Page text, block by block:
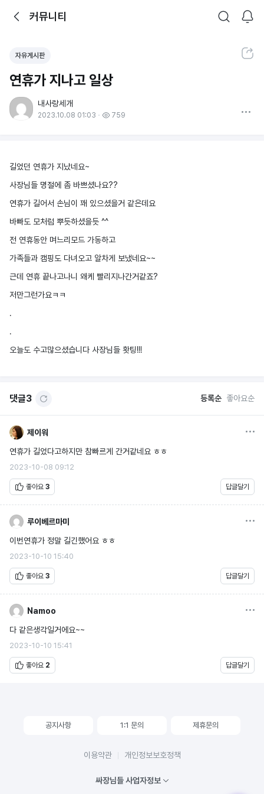
뒤로가기커뮤니티
커뮤니티
검색
알림
공유하기
자유게시판
연휴가 지나고 일상
내사랑세개
2023.10.08 01:03 759
길었던 연휴가 지났네요~
사장님들 명절에 좀 바쁘셨나요??
연휴가 길어서 손님이 꽤 있으셨을거 같은데요
바빠도 모처럼 뿌듯하셨을듯 ^^
전 연휴동안 며느리모드 가동하고
가족들과 캠핑도 다녀오고 알차게 보냈네요~~
근데 연휴 끝나고나니 왜케 빨리지나간거같죠?
저만그런가요ㅋㅋ
.
.
오늘도 수고많으셨습니다 사장님들 홧팅!!!
댓글3 등록순 좋아요순
제이워
연휴가 길었다고하지만 참빠르게 간거같네요 ㅎㅎ
2023-10-08 09:12
좋아요 3 답글달기
루이베르마미
이번연휴가 정말 길긴했어요 ㅎㅎ
2023-10-10 15:40
좋아요 3 답글달기
Namoo
다 같은생각일거에요~~
2023-10-10 15:41
좋아요 2 답글달기
공지사항 1:1 문의 제휴문의
이용약관 개인정보보호정책
싸장님들 사업자정보